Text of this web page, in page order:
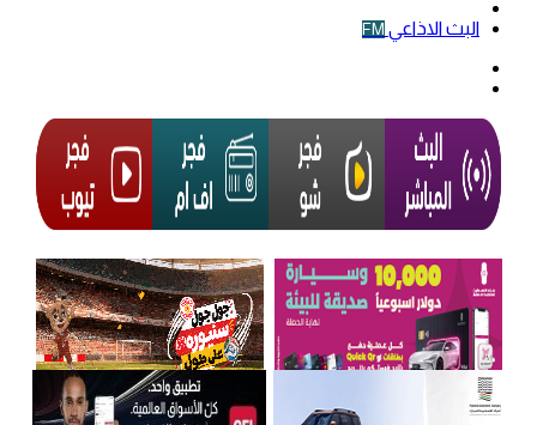
البث الاذاعي FM